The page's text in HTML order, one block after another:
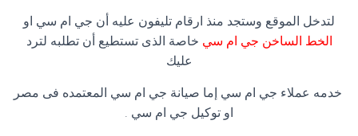
لتدخل الموقع وستجد منذ ارقام تليفون عليه أن جي ام سي او
الخط الساخن جي ام سي خاصة الذى تستطيع أن تطلبه لترد
عليك
خدمه عملاء جي ام سي إما صيانة جي ام سي المعتمده فى مصر
او توكيل جي ام سي .